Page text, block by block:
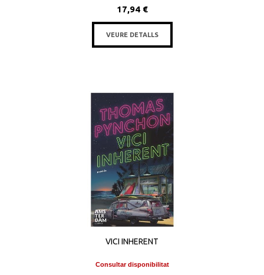
17,94 €
VEURE DETALLS
VICI INHERENT
Consultar disponibilitat